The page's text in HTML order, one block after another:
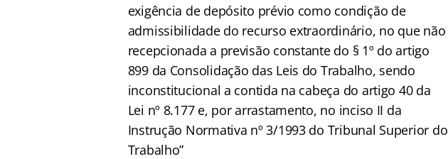
exigência de depósito prévio como condição de
admissibilidade do recurso extraordinário, no que não
recepcionada a previsão constante do § 1º do artigo
899 da Consolidação das Leis do Trabalho, sendo
inconstitucional a contida na cabeça do artigo 40 da
Lei nº 8.177 e, por arrastamento, no inciso II da
Instrução Normativa nº 3/1993 do Tribunal Superior do
Trabalho”